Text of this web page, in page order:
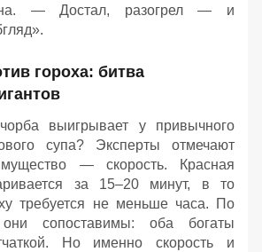
— Достал, разогрел — и
гороха: битва
выигрывает у привычного
супа? Эксперты отмечают
— скорость. Красная
за 15–20 минут, в то
требуется не меньше часа. По
они сопоставимы: оба богаты
Но именно скорость и